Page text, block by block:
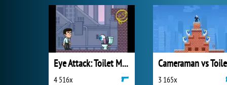
Eye Attack: Toilet Monster War
4 516x 3 165x